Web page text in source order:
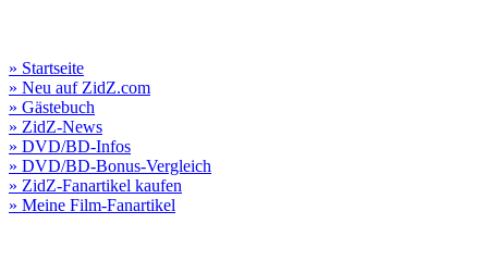
» Startseite
» Neu auf ZidZ.com
» Gästebuch
» ZidZ-News
» DVD/BD-Infos
» DVD/BD-Bonus-Vergleich
» ZidZ-Fanartikel kaufen
» Meine Film-Fanartikel